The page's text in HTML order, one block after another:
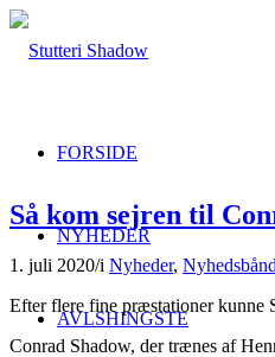
FORSIDE
NYHEDER
AVLSHINGSTE
Så kom sejren til
1. juli 2020/i Nyheder,
Efter flere fine præstationer kunne
Conrad Shadow, der trænes af